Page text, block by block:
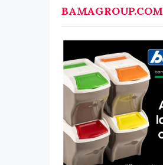
BAMAGROUP.COM